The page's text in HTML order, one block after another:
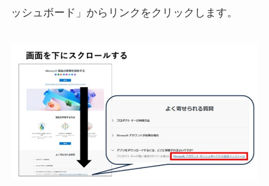
ッシュボード」からリンクをクリックします。